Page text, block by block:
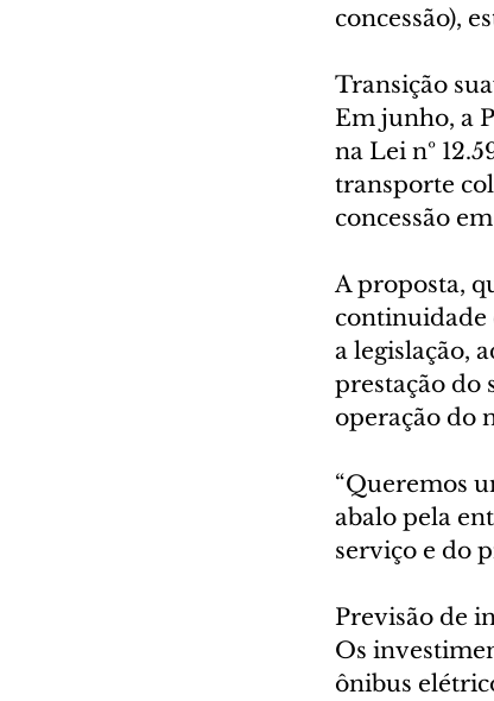
concessão),
Transição
Em junho, a
na Lei nº
transporte
concessão
A proposta,
continuidade
a legislação,
prestação do
operação do
“Queremos
abalo pela
serviço e do
Previsão de
Os
ônibus